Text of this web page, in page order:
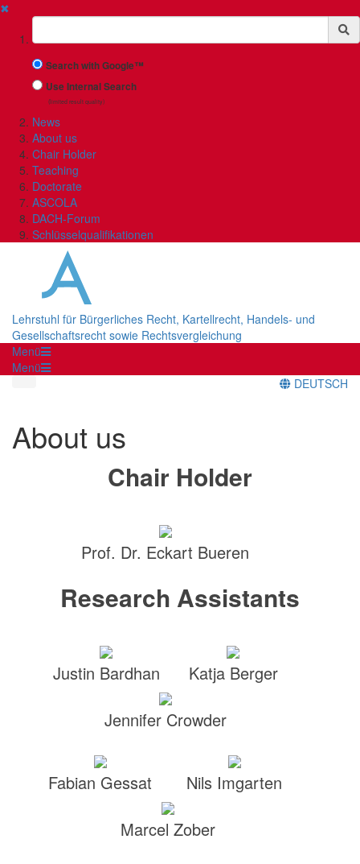
✖
Suchbegriff
Search with Google™
Use Internal Search
(limited result quality)
News
About us
Chair Holder
Teaching
Doctorate
ASCOLA
DACH-Forum
Schlüsselqualifikationen
Lehrstuhl für Bürgerliches Recht, Kartellrecht, Handels- und
Gesellschaftsrecht sowie Rechtsvergleichung
Menü
Menü
DEUTSCH
About us
Chair Holder
Prof. Dr. Eckart Bueren
Research Assistants
Justin Bardhan
Katja Berger
Jennifer Crowder
Fabian Gessat
Nils Imgarten
Marcel Zober